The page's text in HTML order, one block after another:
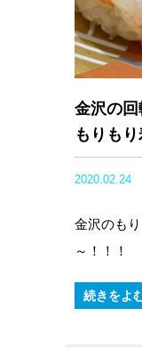
金沢の回
もりも
2020.02.24
金沢のも
～！！！
続きをよ